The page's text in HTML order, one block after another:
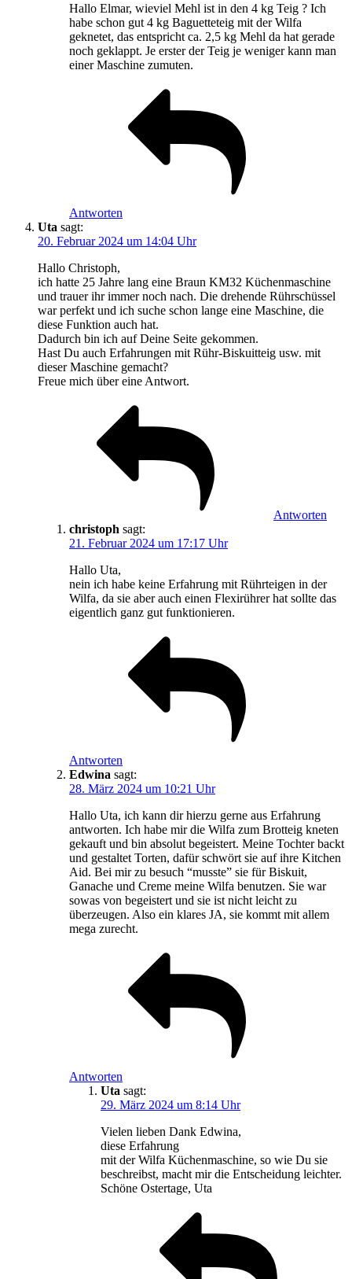
Hallo Elmar, wieviel Mehl ist in den 4 kg Teig ? Ich
habe schon gut 4 kg Baguetteteig mit der Wilfa
geknetet, das entspricht ca. 2,5 kg Mehl da hat gerade
noch geklappt. Je erster der Teig je weniger kann man
einer Maschine zumuten.
Antworten
Uta sagt:
20. Februar 2024 um 14:04 Uhr
Hallo Christoph,
ich hatte 25 Jahre lang eine Braun KM32 Küchenmaschine
und trauer ihr immer noch nach. Die drehende Rührschüssel
war perfekt und ich suche schon lange eine Maschine, die
diese Funktion auch hat.
Dadurch bin ich auf Deine Seite gekommen.
Hast Du auch Erfahrungen mit Rühr-Biskuitteig usw. mit
dieser Maschine gemacht?
Freue mich über eine Antwort.
Antworten
christoph sagt:
21. Februar 2024 um 17:17 Uhr
Hallo Uta,
nein ich habe keine Erfahrung mit Rührteigen in der
Wilfa, da sie aber auch einen Flexirührer hat sollte das
eigentlich ganz gut funktionieren.
Antworten
Edwina sagt:
28. März 2024 um 10:21 Uhr
Hallo Uta, ich kann dir hierzu gerne aus Erfahrung
antworten. Ich habe mir die Wilfa zum Brotteig kneten
gekauft und bin absolut begeistert. Meine Tochter backt
und gestaltet Torten, dafür schwört sie auf ihre Kitchen
Aid. Bei mir zu besuch “musste” sie für Biskuit,
Ganache und Creme meine Wilfa benutzen. Sie war
sowas von begeistert und sie ist nicht leicht zu
überzeugen. Also ein klares JA, sie kommt mit allem
mega zurecht.
Antworten
Uta sagt:
29. März 2024 um 8:14 Uhr
Vielen lieben Dank Edwina,
diese Erfahrung
mit der Wilfa Küchenmaschine, so wie Du sie
beschreibst, macht mir die Entscheidung leichter.
Schöne Ostertage, Uta